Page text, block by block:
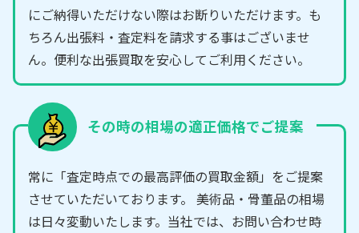
にご納得いただけない際はお断りいただけます。も
ちろん出張料・査定料を請求する事はございませ
ん。便利な出張買取を安心してご利用ください。
その時の相場の適正価格でご提案
常に「査定時点での最高評価の買取金額」をご提案
させていただいております。 美術品・骨董品の相場
は日々変動いたします。当社では、お問い合わせ時